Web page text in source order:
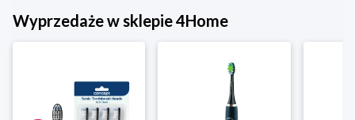
Wyprzedaże w sklepie 4Home